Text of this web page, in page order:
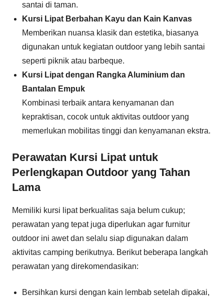
santai di taman.
Kursi Lipat Berbahan Kayu dan Kain Kanvas
Memberikan nuansa klasik dan estetika, biasanya
digunakan untuk kegiatan outdoor yang lebih santai
seperti piknik atau barbeque.
Kursi Lipat dengan Rangka Aluminium dan
Bantalan Empuk
Kombinasi terbaik antara kenyamanan dan
kepraktisan, cocok untuk aktivitas outdoor yang
memerlukan mobilitas tinggi dan kenyamanan ekstra.
Perawatan Kursi Lipat untuk
Perlengkapan Outdoor yang Tahan
Lama
Memiliki kursi lipat berkualitas saja belum cukup;
perawatan yang tepat juga diperlukan agar furnitur
outdoor ini awet dan selalu siap digunakan dalam
aktivitas camping berikutnya. Berikut beberapa langkah
perawatan yang direkomendasikan:
Bersihkan kursi dengan kain lembab setelah dipakai,